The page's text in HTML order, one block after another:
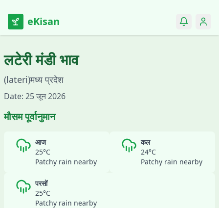
eKisan
लटेरीमंडी भाव
(lateri)मध्य प्रदेश
Date: 25 जून 2026
मौसम पूर्वानुमान
आज
25°C
Patchy rain nearby
कल
24°C
Patchy rain nearby
परसों
25°C
Patchy rain nearby